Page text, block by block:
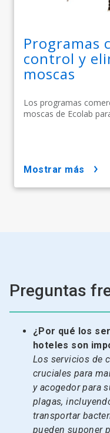
Programas
control y
moscas
Los programas
moscas de Ecolab
mostrar más
Preguntas
¿Por qué los
hoteles son
Los servicios de
cruciales para
y acogedor para
plagas,
transportar
pueden suponer